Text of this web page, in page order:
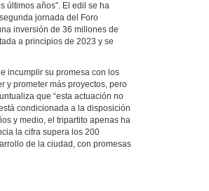
últimos años”. El edil se ha
jornada del Foro
inversión de 36 millones de
a principios de 2023 y se
incumplir su promesa con los
y prometer más proyectos, pero
que “esta actuación no
condicionada a la disposición
y medio, el tripartito apenas ha
la cifra supera los 200
de la ciudad, con promesas